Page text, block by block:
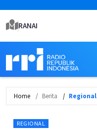
RANAI
Home Berita Regional
REGIONAL